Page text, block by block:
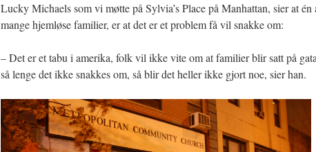
Lucky Michaels som vi møtte på Sylvia’s Place på Manhattan, sier at én
mange hjemløse familier, er at det er et problem få vil snakke om:
– Det er et tabu i amerika, folk vil ikke vite om at familier blir satt på
så lenge det ikke snakkes om, så blir det heller ikke gjort noe, sier han.